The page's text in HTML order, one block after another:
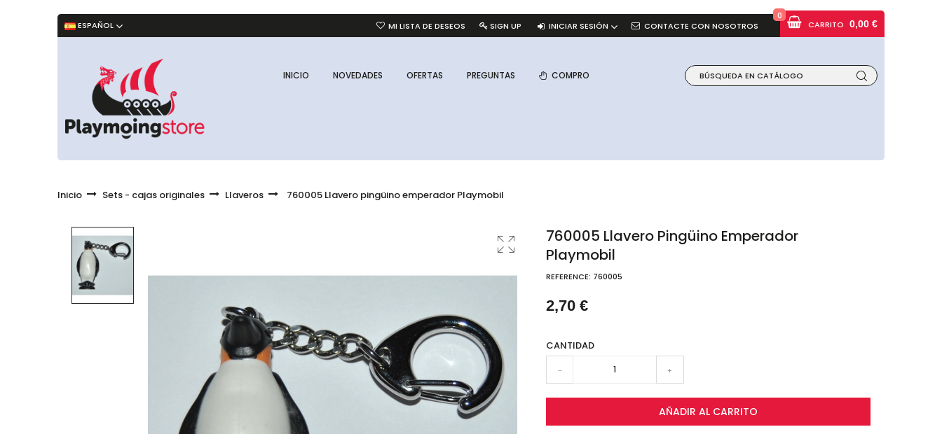
ESPAÑOL MI LISTA DE DESEOS SIGN UP INICIAR SESIÓN CONTACTE CON NOSOTROS
INICIO NOVEDADES OFERTAS PREGUNTAS COMPRO
CARRITO
0
0,00 €
Inicio Sets - cajas originales Llaveros 760005 Llavero pingüino emperador Playmobil
760005 Llavero Pingüino Emperador
Playmobil
REFERENCE: 760005
2,70 €
CANTIDAD
- +
AÑADIR AL CARRITO